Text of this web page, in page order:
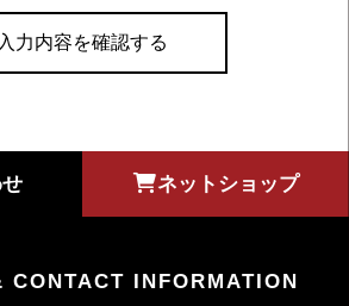
ネットショップ
CONTACT INFORMATION